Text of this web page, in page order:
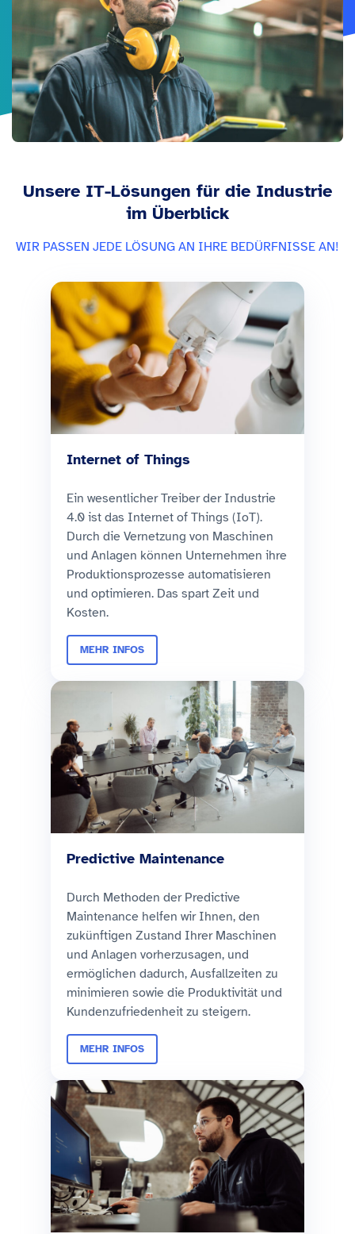
Unsere IT-Lösungen für die Industrie
im Überblick
WIR PASSEN JEDE LÖSUNG AN IHRE BEDÜRFNISSE AN!
Internet of Things
Ein wesentlicher Treiber der Industrie
4.0 ist das Internet of Things (IoT).
Durch die Vernetzung von Maschinen
und Anlagen können Unternehmen ihre
Produktionsprozesse automatisieren
und optimieren. Das spart Zeit und
Kosten.
MEHR INFOS
Predictive Maintenance
Durch Methoden der Predictive
Maintenance helfen wir Ihnen, den
zukünftigen Zustand Ihrer Maschinen
und Anlagen vorherzusagen, und
ermöglichen dadurch, Ausfallzeiten zu
minimieren sowie die Produktivität und
Kundenzufriedenheit zu steigern.
MEHR INFOS